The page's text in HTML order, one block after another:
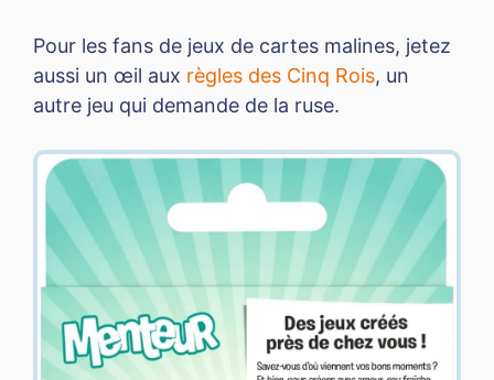
Pour les fans de jeux de cartes malines, jetez
aussi un œil aux règles des Cinq Rois, un
autre jeu qui demande de la ruse.